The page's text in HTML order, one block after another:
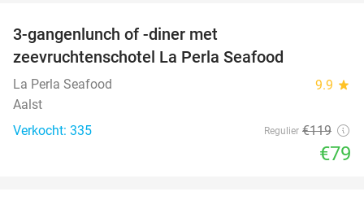
3-gangenlunch of -diner met
zeevruchtenschotel La Perla Seafood
La Perla Seafood 9.9 star
Aalst
Verkocht: 335
Regulier €119
€79